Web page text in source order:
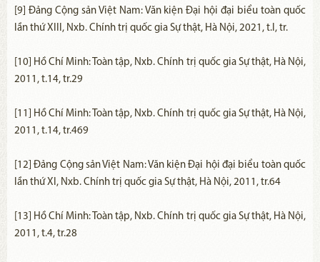
[9] Đảng Cộng sản Việt Nam: Văn kiện Đại hội đại biểu toàn quốc
lần thứ XIII, Nxb. Chính trị quốc gia Sự thật, Hà Nội, 2021, t.I, tr.
[10] Hồ Chí Minh: Toàn tập, Nxb. Chính trị quốc gia Sự thật, Hà Nội,
2011, t.14, tr.29
[11] Hồ Chí Minh: Toàn tập, Nxb. Chính trị quốc gia Sự thật, Hà Nội,
2011, t.14, tr.469
[12] Đảng Cộng sản Việt Nam: Văn kiện Đại hội đại biểu toàn quốc
lần thứ XI, Nxb. Chính trị quốc gia Sự thật, Hà Nội, 2011, tr.64
[13] Hồ Chí Minh: Toàn tập, Nxb. Chính trị quốc gia Sự thật, Hà Nội,
2011, t.4, tr.28